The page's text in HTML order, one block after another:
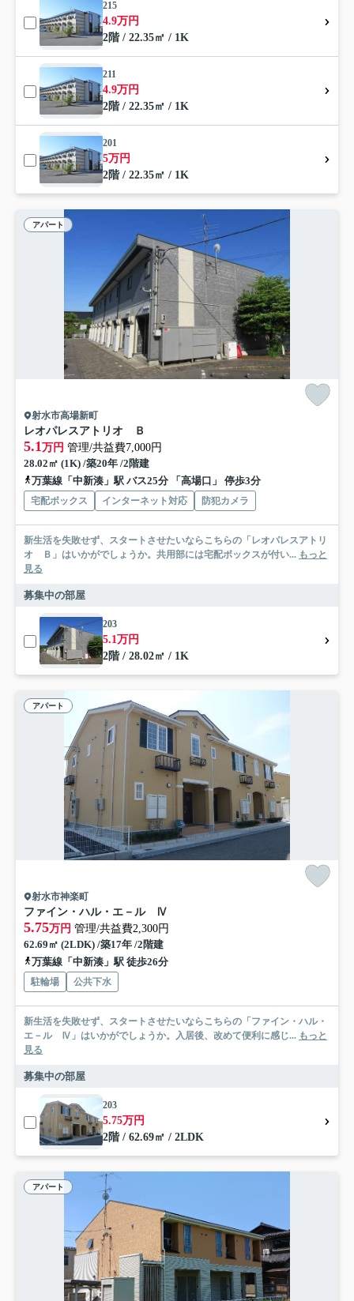
215
4.9万円
2階 / 22.35㎡ / 1K
211
4.9万円
2階 / 22.35㎡ / 1K
201
5万円
2階 / 22.35㎡ / 1K
アパート
射水市高場新町
レオパレスアトリオ Ｂ
5.1万円 管理/共益費7,000円
28.02㎡ (1K) /築20年 /2階建
万葉線「中新湊」駅 バス25分 「高場口」 停歩3分
宅配ボックス インターネット対応 防犯カメラ
新生活を失敗せず、スタートさせたいならこちらの「レオパレスアトリ
オ Ｂ」はいかがでしょうか。共用部には宅配ボックスが付い... もっと
見る
募集中の部屋
203
5.1万円
2階 / 28.02㎡ / 1K
アパート
射水市神楽町
ファイン・ハル・エ－ル Ⅳ
5.75万円 管理/共益費2,300円
62.69㎡ (2LDK) /築17年 /2階建
万葉線「中新湊」駅 徒歩26分
駐輪場 公共下水
新生活を失敗せず、スタートさせたいならこちらの「ファイン・ハル・
エ－ル Ⅳ」はいかがでしょうか。入居後、改めて便利に感じ... もっと
見る
募集中の部屋
203
5.75万円
2階 / 62.69㎡ / 2LDK
アパート